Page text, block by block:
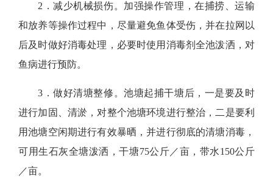
2 ．减少机械损伤。 加强操作管理，在捕捞、运输
和放养等操作过程中，尽量避免鱼体受伤，并在拉网以
后及时做好消毒处理，必要时使用消毒剂全池泼洒，对
鱼病进行预防。
3．做好清塘整修。池塘起捕干塘后，一是要及时
进行加固、清淤，对整个池塘环境进行整治，二是要利
用池塘空闲期进行有效暴晒，并进行彻底的清塘消毒，
可用生石灰全塘泼洒，干塘75公斤／亩，带水150公斤
／亩。